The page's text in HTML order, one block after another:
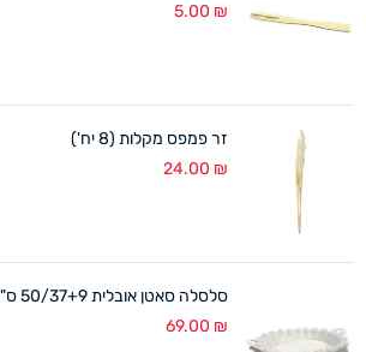
5.00 ₪
זר פמפס מקלות (8 יח')
24.00 ₪
סלסלה סאטן אובלית 50/37+9 ס"מ לבן
69.00 ₪